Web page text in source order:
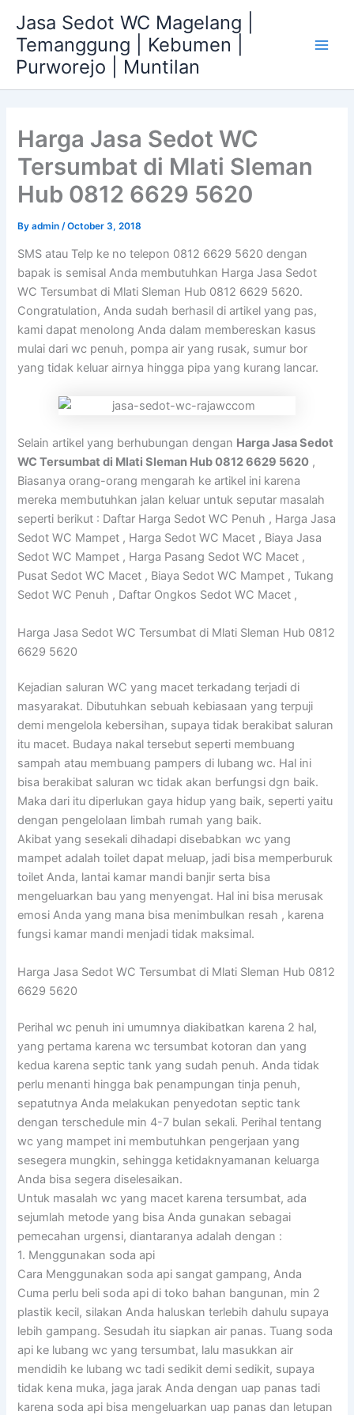
content
Jasa Sedot WC Magelang |
Temanggung | Kebumen |
Purworejo | Muntilan
Harga Jasa Sedot WC
Tersumbat di Mlati Sleman
Hub 0812 6629 5620
Byadmin/October 3, 2018
SMS atau Telp ke no telepon 0812 6629 5620 dengan
bapak is semisal Anda membutuhkan Harga Jasa Sedot
WC Tersumbat di Mlati Sleman Hub 0812 6629 5620.
Congratulation, Anda sudah berhasil di artikel yang pas,
kami dapat menolong Anda dalam membereskan kasus
mulai dari wc penuh, pompa air yang rusak, sumur bor
yang tidak keluar airnya hingga pipa yang kurang lancar.
Selain artikel yang berhubungan dengan Harga Jasa Sedot
WC Tersumbat di Mlati Sleman Hub 0812 6629 5620 ,
Biasanya orang-orang mengarah ke artikel ini karena
mereka membutuhkan jalan keluar untuk seputar masalah
seperti berikut : Daftar Harga Sedot WC Penuh , Harga Jasa
Sedot WC Mampet , Harga Sedot WC Macet , Biaya Jasa
Sedot WC Mampet , Harga Pasang Sedot WC Macet ,
Pusat Sedot WC Macet , Biaya Sedot WC Mampet , Tukang
Sedot WC Penuh , Daftar Ongkos Sedot WC Macet ,
Harga Jasa Sedot WC Tersumbat di Mlati Sleman Hub 0812
6629 5620
Kejadian saluran WC yang macet terkadang terjadi di
masyarakat. Dibutuhkan sebuah kebiasaan yang terpuji
demi mengelola kebersihan, supaya tidak berakibat saluran
itu macet. Budaya nakal tersebut seperti membuang
sampah atau membuang pampers di lubang wc. Hal ini
bisa berakibat saluran wc tidak akan berfungsi dgn baik.
Maka dari itu diperlukan gaya hidup yang baik, seperti yaitu
dengan pengelolaan limbah rumah yang baik.
Akibat yang sesekali dihadapi disebabkan wc yang
mampet adalah toilet dapat meluap, jadi bisa memperburuk
toilet Anda, lantai kamar mandi banjir serta bisa
mengeluarkan bau yang menyengat. Hal ini bisa merusak
emosi Anda yang mana bisa menimbulkan resah , karena
fungsi kamar mandi menjadi tidak maksimal.
Harga Jasa Sedot WC Tersumbat di Mlati Sleman Hub 0812
6629 5620
Perihal wc penuh ini umumnya diakibatkan karena 2 hal,
yang pertama karena wc tersumbat kotoran dan yang
kedua karena septic tank yang sudah penuh. Anda tidak
perlu menanti hingga bak penampungan tinja penuh,
sepatutnya Anda melakukan penyedotan septic tank
dengan terschedule min 4-7 bulan sekali. Perihal tentang
wc yang mampet ini membutuhkan pengerjaan yang
sesegera mungkin, sehingga ketidaknyamanan keluarga
Anda bisa segera diselesaikan.
Untuk masalah wc yang macet karena tersumbat, ada
sejumlah metode yang bisa Anda gunakan sebagai
pemecahan urgensi, diantaranya adalah dengan :
1. Menggunakan soda api
Cara Menggunakan soda api sangat gampang, Anda
Cuma perlu beli soda api di toko bahan bangunan, min 2
plastik kecil, silakan Anda haluskan terlebih dahulu supaya
lebih gampang. Sesudah itu siapkan air panas. Tuang soda
api ke lubang wc yang tersumbat, lalu masukkan air
mendidih ke lubang wc tadi sedikit demi sedikit, supaya
tidak kena muka, jaga jarak Anda dengan uap panas tadi
karena soda api bisa mengeluarkan uap panas dan letupan